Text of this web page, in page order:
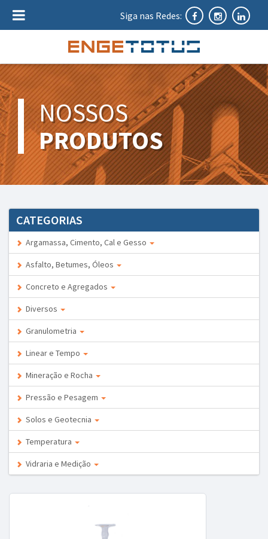
Siga nas Redes:
NOSSOS
PRODUTOS
CATEGORIAS
Argamassa, Cimento, Cal e Gesso
Asfalto, Betumes, Óleos
Concreto e Agregados
Diversos
Granulometria
Linear e Tempo
Mineração e Rocha
Pressão e Pesagem
Solos e Geotecnia
Temperatura
Vidraria e Medição